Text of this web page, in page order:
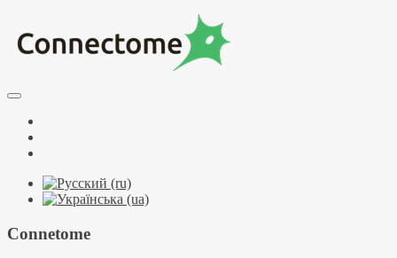
содержимому
Connectome
Курсы по НЛП и коучингу. НЛП-Практик. НЛП-Мастер.
Connetome